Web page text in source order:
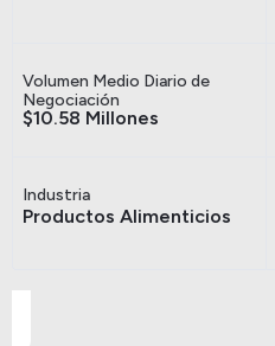
Volumen Medio Diario de
Negociación
$10.58 Millones
Industria
Productos Alimenticios